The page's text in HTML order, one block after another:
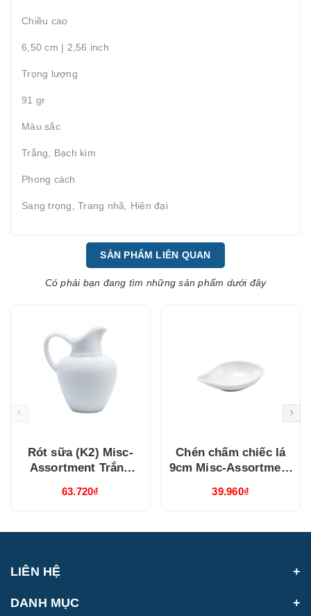
Chiều cao
6,50 cm | 2,56 inch
Trọng lượng
91 gr
Màu sắc
Trắng, Bạch kim
Phong cách
Sang trọng, Trang nhã, Hiện đại
SẢN PHẨM LIÊN QUAN
Có phải bạn đang tìm những sản phẩm dưới đây
Rót sữa (K2) Misc-
Assortment Trắng
63.720₫
Chén chấm chiếc lá
9cm Misc-Assortment
(640916000)
39.960₫
LIÊN HỆ
DANH MỤC